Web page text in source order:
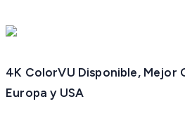
4K ColorVU Disponible, Mejor
Europa y USA